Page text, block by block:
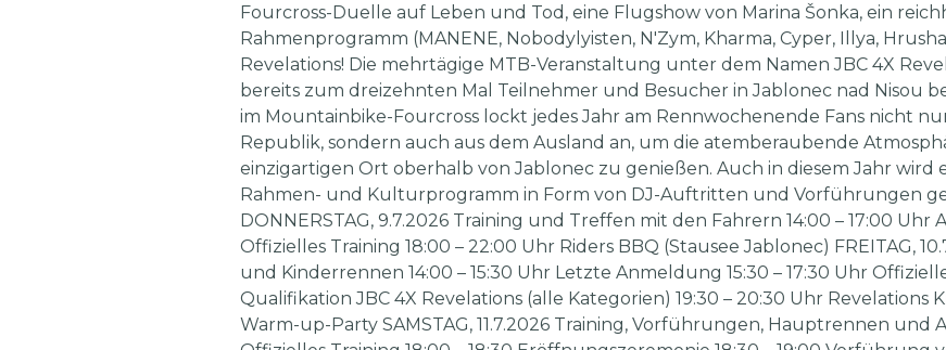
Fourcross-Duelle auf Leben und Tod, eine Flugshow von Marina Šonka, ein
Rahmenprogramm (MANENE, Nobodylyisten, N'Zym, Kharma, Cyper, Illya,
Revelations! Die mehrtägige MTB-Veranstaltung unter dem Namen JBC 4X
bereits zum dreizehnten Mal Teilnehmer und Besucher in Jablonec nad Nisou
im Mountainbike-Fourcross lockt jedes Jahr am Rennwochenende Fans nicht
Republik, sondern auch aus dem Ausland an, um die atemberaubende
einzigartigen Ort oberhalb von Jablonec zu genießen. Auch in diesem Jahr wird
Rahmen- und Kulturprogramm in Form von DJ-Auftritten und Vorführungen
DONNERSTAG, 9.7.2026 Training und Treffen mit den Fahrern 14:00 – 17:00 Uhr
Offizielles Training 18:00 – 22:00 Uhr Riders BBQ (Stausee Jablonec) FREITAG,
und Kinderrennen 14:00 – 15:30 Uhr Letzte Anmeldung 15:30 – 17:30 Uhr
Qualifikation JBC 4X Revelations (alle Kategorien) 19:30 – 20:30 Uhr Revelations
Warm-up-Party SAMSTAG, 11.7.2026 Training, Vorführungen, Hauptrennen und